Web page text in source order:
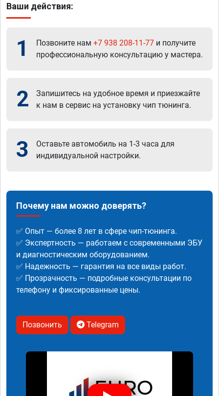
Ваши действия:
1 Позвоните нам +7 938 208-11-77 и получите
профессиональную консультацию у мастера.
2
Запишитесь на удобное время и приезжайте
к нам в сервис на установку чип тюнинга.
3
Оставьте автомобиль на 1-3 часа для
индивидуальной настройки.
Почему нам можно доверять?
✅ Опыт — более 8 лет в сфере чип-тюнинга.
✅ Экспертность — работаем с современными ЭБУ
и диагностическим оборудованием.
✅ Надежность — гарантия на все виды работ.
✅ Прозрачность — подробные консультации по
телефону и фиксированные цены.
Позвонить Telegram